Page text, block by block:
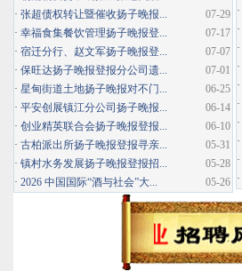
·
·
·
·
·
·
·
·
·
·
07-29
· 张超债权转让暨催收扬子晚报...
07-17
· 幸福食集餐饮管理扬子晚报登...
07-07
· 宿迁分行、赵文军扬子晚报登...
07-01
· 保旺达扬子晚报登报分公司遗...
06-25
· 星甸街道土地扬子晚报对不门...
06-14
· 平安创展镇江分公司扬子晚报...
06-10
· 创业精英联合会扬子晚报登报...
05-31
· 古柏派出所扬子晚报登报寻亲...
05-28
· 镇村水务发展扬子晚报登报招...
05-26
· 2026 中国国际“酒与社会”大...